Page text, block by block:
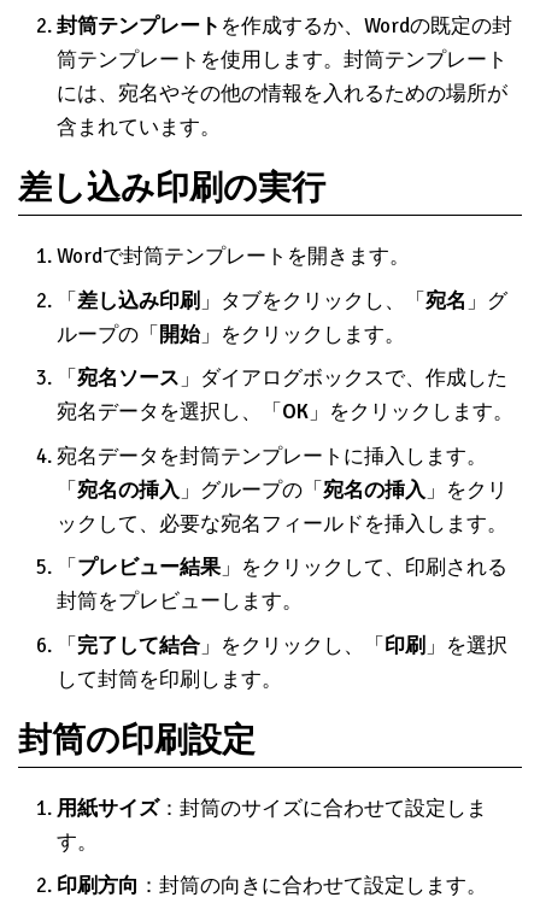
封筒テンプレート を作成するか、Wordの既定の封
筒テンプレートを使用します。封筒テンプレート
には、宛名やその他の情報を入れるための場所が
含まれています。
差し込み印刷の実行
Wordで封筒テンプレートを開きます。
「差し込み印刷 」タブをクリックし、「宛名 」グ
ループの「開始」をクリックします。
「 宛名ソース 」ダイアログボックスで、作成した
宛名データを選択し、「 OK 」をクリックします。
宛名データを封筒テンプレートに挿入します。
「宛名の挿入 」グループの「宛名の挿入 」をクリ
ックして、必要な宛名フィールドを挿入します。
「 プレビュー結果」をクリックして、印刷される
封筒をプレビューします。
「完了して結合 」をクリックし、「印刷 」を選択
して封筒を印刷します。
封筒の印刷設定
用紙サイズ：封筒のサイズに合わせて設定しま
す。
印刷方向 ：封筒の向きに合わせて設定します。